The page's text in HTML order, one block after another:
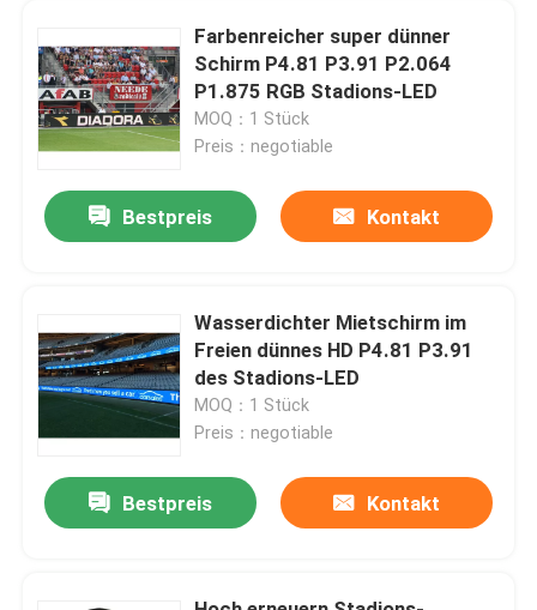
Videos
Über uns
Fabrik-Tour
Kontaktiere uns
Nachrichten
Fälle
Geführte Mietanzeige
Farbenreicher super dünner
Schirm P4.81 P3.91 P2.064
P1.875 RGB Stadions-LED
MOQ：1 Stück
Preis：negotiable
Bestpreis Kontakt
Wasserdichter Mietschirm im
Freien dünnes HD P4.81 P3.91
des Stadions-LED
MOQ：1 Stück
Preis：negotiable
Bestpreis Kontakt